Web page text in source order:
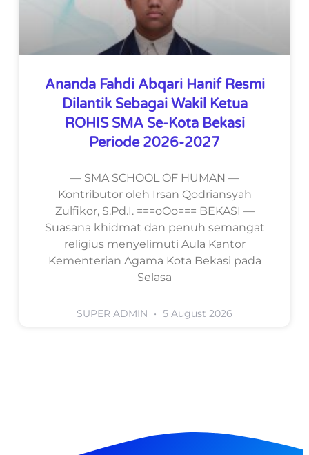
Ananda Fahdi Abqari Hanif Resmi
Dilantik Sebagai Wakil Ketua
ROHIS SMA Se-Kota Bekasi
Periode 2026-2027
— SMA SCHOOL OF HUMAN —
Kontributor oleh Irsan Qodriansyah
Zulfikor, S.Pd.I. ===oOo=== BEKASI —
Suasana khidmat dan penuh semangat
religius menyelimuti Aula Kantor
Kementerian Agama Kota Bekasi pada
Selasa
SUPER ADMIN 5 August 2026